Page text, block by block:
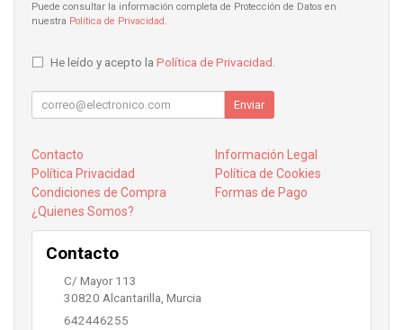
Puede consultar la información completa de Protección de Datos en
nuestra Política de Privacidad .
He leído y acepto la Política de Privacidad
Enviar
Contacto
Información Legal
Política Privacidad
Política de Cookies
Condiciones de Compra
Formas de Pago
¿Quienes Somos?
Contacto
C/ Mayor 113
30820 Alcantarilla Murcia
642446255